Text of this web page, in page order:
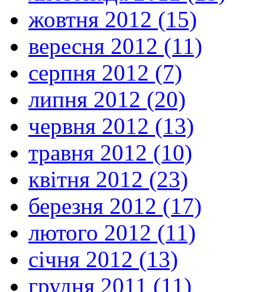
жовтня 2012 (15)
вересня 2012 (11)
серпня 2012 (7)
липня 2012 (20)
червня 2012 (13)
травня 2012 (10)
квітня 2012 (23)
березня 2012 (17)
лютого 2012 (11)
січня 2012 (13)
грудня 2011 (11)